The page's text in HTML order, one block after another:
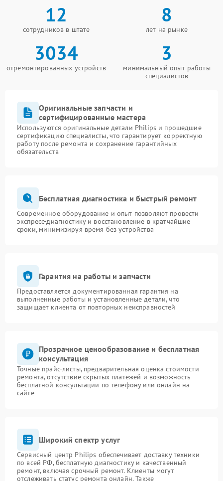
12
сотрудников в штате
8
лет на рынке
3034
отремонтированных устройств
3
минимальный опыт работы
специалистов
Оригинальные запчасти и
сертифицированные мастера
Используются оригинальные детали Philips и прошедшие
сертификацию специалисты, что гарантирует корректную
работу после ремонта и сохранение гарантийных
обязательств
Бесплатная диагностика и быстрый ремонт
Современное оборудование и опыт позволяют провести
экспресс-диагностику и восстановление в кратчайшие
сроки, минимизируя время без устройства
Гарантия на работы и запчасти
Предоставляется документированная гарантия на
выполненные работы и установленные детали, что
защищает клиента от повторных неисправностей
Прозрачное ценообразование и бесплатная
консультация
Точные прайс-листы, предварительная оценка стоимости
ремонта, отсутствие скрытых платежей и возможность
бесплатной консультации по телефону или онлайн на
сайте
Широкий спектр услуг
Сервисный центр Philips обеспечивает доставку техники
по всей РФ, бесплатную диагностику и качественный
ремонт, включая срочный ремонт. Клиенты могут
отслеживать статус ремонта онлайн. Также